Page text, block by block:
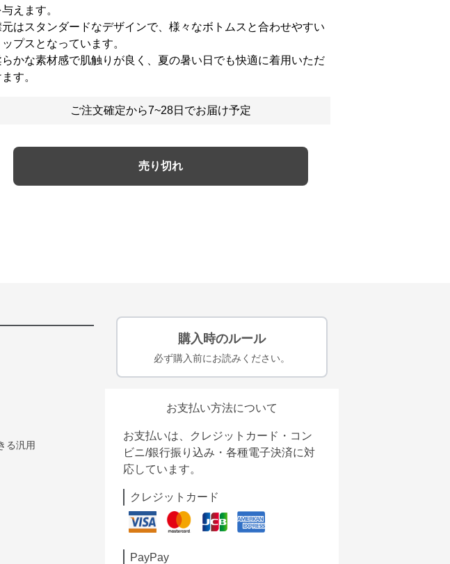
与えます。
元はスタンダードなデザインで、様々なボトムスと合わせやすい
ップスとなっています。
らかな素材感で肌触りが良く、夏の暑い日でも快適に着用いただ
す。
ご注文確定から7~28日でお届け予定
売り切れ
る汎用
購入時のルール
必ず購入前にお読みください。
お支払い方法について
お支払いは、クレジットカード・コン
ビニ/銀行振り込み・各種電子決済に対
応しています。
クレジットカード
PayPay